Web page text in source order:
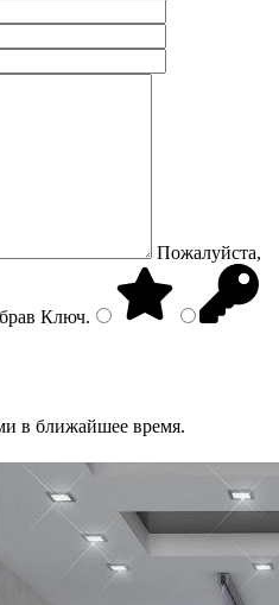
Пожалуйста,
Ключ.
в ближайшее время.